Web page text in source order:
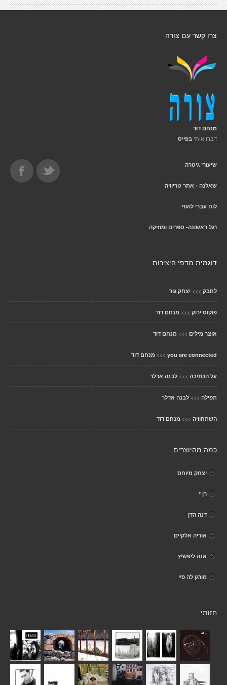
צרו קשר עם צורה
מנחם דוד
דברו איתי בפייס
שיעורי גיטרה
שאלנה - אתר טריוויה
לוח עברי לועזי
רגל ראשונה- ספרים ומוזיקה
דוגמית מדפי היצירות
לחבק >>> יצחק גור
פוקוס ירוק >>> מנחם דוד
אוצר מילים >>> מנחם דוד
you are connected
>>> מנחם דוד
על הכתיבה >>> לבנה אדלר
תפילה >>> לבנה אדלר
השתחוויה >>> מנחם דוד
כמה מהיוצרים
יצחק מיוחס
רן *
דנה הדן
אוריה אלקיים
אנה ליפשיץ
מורגן לה פיי
חזותי